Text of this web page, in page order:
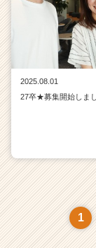
2025.08.01
27卒★募集開始しま
1